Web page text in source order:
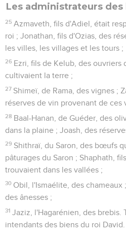
Les administrateurs des
25 Azmaveth, fils d'Adiel, était
roi ; Jonathan, fils d'Ozias, des
les villes, les villages et les tours ;
26 Ezri, fils de Kelub, des ouvriers
cultivaient la terre ;
27 Shimeï, de Rama, des vignes ;
réserves de vin provenant de ces
28 Baal-Hanan, de Guéder, des
dans la plaine ; Joash, des
29 Shithraï, du Saron, des bœufs
pâturages du Saron ; Shaphath,
trouvaient dans les vallées ;
30 Obil, l'Ismaélite, des chameaux
des ânesses ;
31 Jaziz, l'Hagarénien, des brebis.
intendants des biens du roi David.